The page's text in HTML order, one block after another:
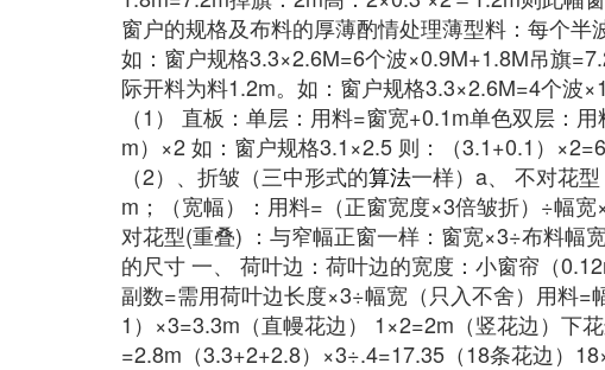
窗户的规格及布料的厚薄酌情处理薄型料：每个半
如：窗户规格3.3×2.6M=6个波×0.9M+1.8M吊旗
际开料为料1.2m。如：窗户规格3.3×2.6M=4个波
（1） 直板：单层：用料=窗宽+0.1m单色双层：
m）×2 如：窗户规格3.1×2.5 则：（3.1+0.1）
（2）、折皱（三中形式的算法一样）a、 不对花
m；（宽幅）：用料=（正窗宽度×3倍皱折）÷幅
对花型(重叠) ：与窄幅正窗一样：窗宽×3÷布料幅
的尺寸 一、 荷叶边：荷叶边的宽度：小窗帘（
副数=需用荷叶边长度×3÷幅宽（只入不舍）用料
1）×3=3.3m（直幔花边） 1×2=2m（竖花边）下
=2.8m（3.3+2+2.8）×3÷.4=17.35（18条花边）